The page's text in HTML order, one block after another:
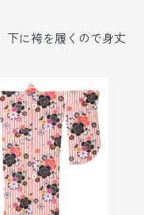
下に袴を履くので身丈